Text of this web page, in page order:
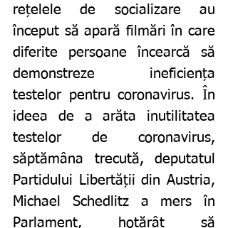
rețelele de socializare au
început să apară filmări în care
diferite persoane încearcă să
demonstreze ineficiența
testelor pentru coronavirus. În
ideea de a arăta inutilitatea
testelor de coronavirus,
săptămâna trecută, deputatul
Partidului Libertății din Austria,
Michael Schedlitz a mers în
Parlament, hotărât să